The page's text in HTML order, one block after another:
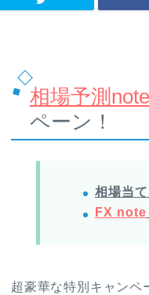
相場予測note
ペーン！
相場当
FX note
超豪華な特別キャンペ